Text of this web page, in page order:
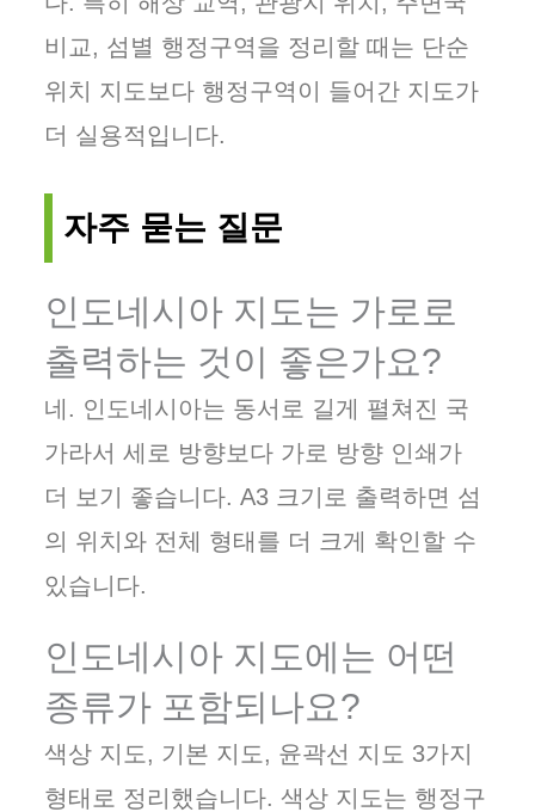
비교, 섬별 행정구역을 정리할 때는 단순
위치 지도보다 행정구역이 들어간 지도가
더 실용적입니다.
자주 묻는 질문
인도네시아 지도는 가로로
출력하는 것이 좋은가요?
네. 인도네시아는 동서로 길게 펼쳐진 국
가라서 세로 방향보다 가로 방향 인쇄가
더 보기 좋습니다. A3 크기로 출력하면 섬
의 위치와 전체 형태를 더 크게 확인할 수
있습니다.
인도네시아 지도에는 어떤
종류가 포함되나요?
색상 지도, 기본 지도, 윤곽선 지도 3가지
형태로 정리했습니다. 색상 지도는 행정구